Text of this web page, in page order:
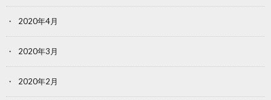
2020年4月
2020年3月
2020年2月